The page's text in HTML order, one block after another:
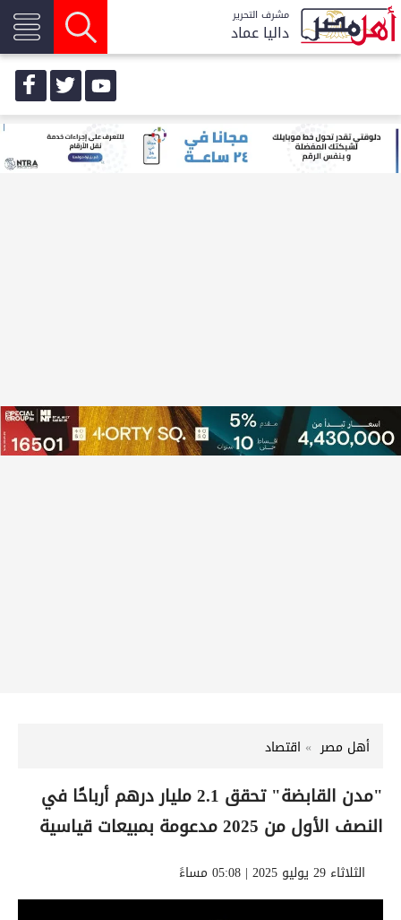
مشرف التحرير
داليا عماد
أهل مصر اقتصاد
"مدن القابضة" تحقق 2.1 مليار درهم أرباحًا في
النصف الأول من 2025 مدعومة بمبيعات قياسية
الثلاثاء 29 يوليو 2025 | 05:08 مساءً